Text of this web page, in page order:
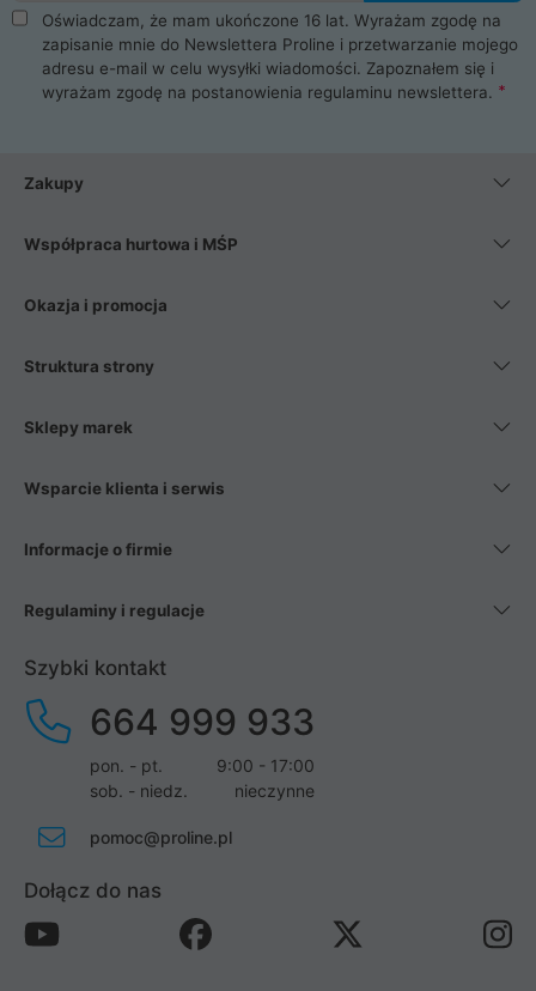
takie jak procesory, karty graficzne, płyty główne, pamięci,
dyski SSD, M.2 oraz HDD. Nasi pracownicy pomogą Ci wybrać
najlepszy zasilacz komputerowy oraz obudowę do komputera.
Poza komputerami mamy również najlepsze na rynku
Smartfony takich producentów jak Xiaomi, Apple, Samsung i
wentylatory. Na koniec mając już to wszystko, możesz
Oświadczam, że mam ukończone 16 lat. Wyrażam zgodę na
zapisanie mnie do Newslettera Proline i przetwarzanie mojego
adresu e-mail w celu wysyłki wiadomości. Zapoznałem się i
wyrażam zgodę na postanowienia regulaminu newslettera.
Zakupy
Współpraca hurtowa i MŚP
Okazja i promocja
Struktura strony
Sklepy marek
Wsparcie klienta i serwis
Informacje o firmie
Regulaminy i regulacje
Szybki kontakt
664 999 933
pon. - pt.
9:00 - 17:00
sob. - niedz.
nieczynne
pomoc@proline.pl
Dołącz do nas